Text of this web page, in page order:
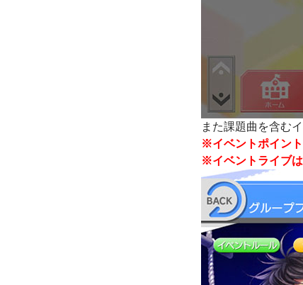
また課題曲を含む
※イベントポイント
※イベントライブは